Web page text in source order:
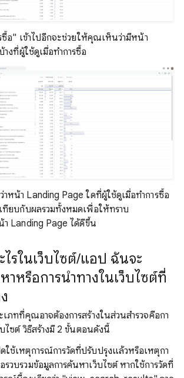
ซื้อ" เข้าไปอีกจะช่วยให้คุณเห็นว่ามีหน้า
งที่ผู้ใช้ดูเมื่อทำการซื้อ
น้า Landing Page ใดที่ผู้ใช้ดูเมื่อทำการซื้อ
ทียบกับผลรวมทั้งหมดเพื่อให้ทราบ
Landing Page ได้ดีขึ้น
รในเว็บไซต์/แอป ฉันจะ
าหรือการนําทางในเว็บไซต์ที่
เภทที่คุณอาจต้องการสร้างในส่วนสํารวจคือกา
บไซต์ วิธีสร้างมี 2 ขั้นตอนดังนี้
ช้เหตุการณ์การวัดที่ปรับปรุงแล้วหรือเหตุกา
วบรวมข้อมูลการค้นหาเว็บไซต์ หากใช้การวัดที่